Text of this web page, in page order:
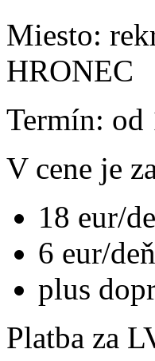
Miesto:
HRONEC
Termín:
V cene je
18 eur/
6 eur/
plus
Platba za